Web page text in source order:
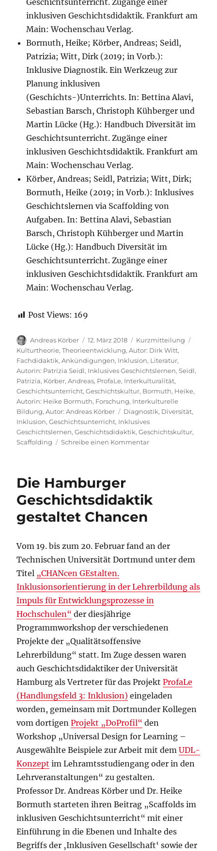
Geschichtsunterricht. Zugänge einer
inklusiven Geschichtsdidaktik. Frankfurt am
Main: Wochenschau Verlag.
Bormuth, Heike; Körber, Andreas; Seidl,
Patrizia; Witt, Dirk (2019; in Vorb.):
Inklusive Diagnostik. Ein Werkzeug zur
Planung inklusiven
(Geschichts-)Unterrichts. In: Bettina Alavi,
Sebastian Barsch, Christoph Kühberger und
Martin Lücke (Hg.): Handbuch Diversität im
Geschichtsunterricht. Zugänge einer
inklusiven Geschichtsdidaktik. Frankfurt am
Main: Wochenschau Verlag.
Körber, Andreas; Seidl, Patrizia; Witt, Dirk;
Bormuth, Heike (2019; in Vorb.): Inklusives
Geschichtslernen via Scaffolding von
Aufgaben. In: Bettina Alavi, Sebastian
Barsch, Christoph Kühberger und Martin
Lücke (Hg.): Handbuch Diversität im
Geschichtsunterricht. Zugänge einer
inklusiven Geschichtsdidaktik. Frankfurt am
Main: Wochenschau Verlag.
Post Views: 169
Autor
Andreas Körber
Veröffentlicht
am
12. März 2018 Format
Kurzmitteilung
Kulturtheorie,Theorieentwicklung,Autor: Dirk Witt,
Fachdidaktik,Ankündigungen, Inklusion, Literatur,
Autorin: Patrizia Seidl, Inklusives Geschichtslernen,Seidl,
Patrizia, Körber, Andreas, ProfaLe, Interkulturalität,
Geschichtsunterricht,Geschichtskultur, Bormuth, Heike,
Autorin: Heike Bormuth, Forschung, Interkulturelle
Bildung,Autor: Andreas Körber Schlagwörter
Diagnostik, Diversität,
Inklusion,Geschichtsunterricht, Inklusives
Geschichtslernen,Geschichtsdidaktik,Geschichtskultur,
Scaffolding
Schreibe einen Kommentarzu
Die Hamburger
Geschichtsdidaktik
gestaltet Chancen
Vom 19. bis zum 20. Februar fand an der
Technischen Universität Dortmund unter dem
Titel „CHANcen GEstalten.
Inklusionsorientierung in der Lehrerbildung als
Impuls für Entwicklungsprozesse in
Hochschulen“ der diesjährige
Programmworkshop der verschiedenen
Projekte der „Qualitätsoffensive
Lehrerbildung“ statt. Im Zuge dessen waren
auch Geschichtsdidaktiker der Universität
Hamburg als Vertreter für das ProjektProfaLe
(Handlungsfeld 3: Inklusion) eingeladen
worden, gemeinsam mit Dortmunder Kollegen
vom dortigenProjekt „DoProfil“ den
Workshop „Universal Design for Learning –
Ausgewählte Beispiele zur Arbeit mit demUDL-
Konzept im Lehramtsstudiengang oder in den
Lehrveranstaltungen“ zu gestalten.
Professor Dr. Andreas Körber und Dr. Heike
Bormuth starteten ihren Beitrag „Scaffolds im
inklusiven Geschichtsunterricht“ mit einer
Einführung in die Ebenen und Inhalte des
Begriffs der ‚Inklusiven Gesellschaft‘ sowie der